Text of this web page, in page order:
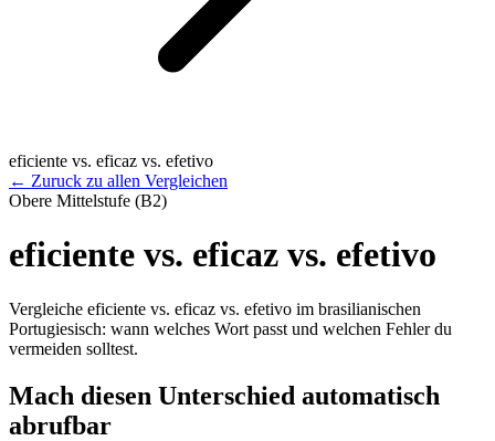
eficiente vs. eficaz vs. efetivo
← Zuruck zu allen Vergleichen
Obere Mittelstufe (B2)
eficiente vs. eficaz vs. efetivo
Vergleiche eficiente vs. eficaz vs. efetivo im brasilianischen
Portugiesisch: wann welches Wort passt und welchen Fehler du
vermeiden solltest.
Mach diesen Unterschied automatisch
abrufbar